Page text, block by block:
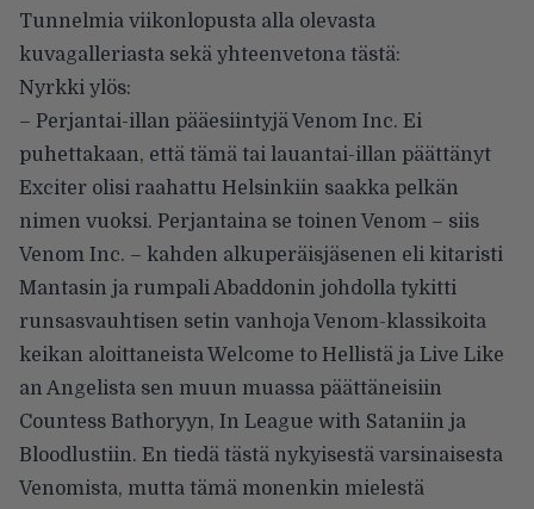
Tunnelmia viikonlopusta alla olevasta
kuvagalleriasta sekä yhteenvetona tästä:
Nyrkki ylös:
– Perjantai-illan pääesiintyjä Venom Inc. Ei
puhettakaan, että tämä tai lauantai-illan päättänyt
Exciter olisi raahattu Helsinkiin saakka pelkän
nimen vuoksi. Perjantaina se toinen Venom – siis
Venom Inc. – kahden alkuperäisjäsenen eli kitaristi
Mantasin ja rumpali Abaddonin johdolla tykitti
runsasvauhtisen setin vanhoja Venom-klassikoita
keikan aloittaneista Welcome to Hellistä ja Live Like
an Angelista sen muun muassa päättäneisiin
Countess Bathoryyn, In League with Sataniin ja
Bloodlustiin. En tiedä tästä nykyisestä varsinaisesta
Venomista, mutta tämä monenkin mielestä